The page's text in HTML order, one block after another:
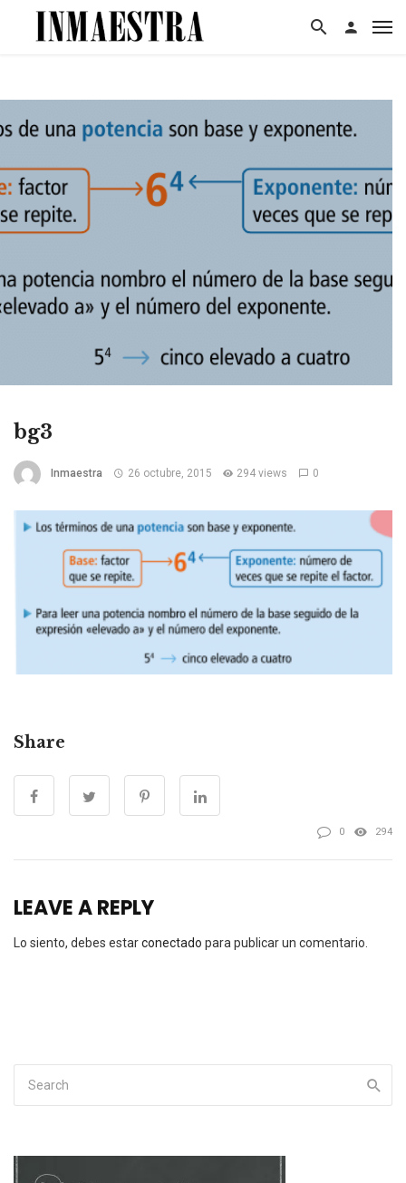
bg3
Inmaestra 26 octubre, 2015 294 views 0
Share
0 294
LEAVE A REPLY
Lo siento, debes estarconectado para publicar un comentario.